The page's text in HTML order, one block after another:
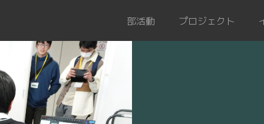
部活動 プロジェクト